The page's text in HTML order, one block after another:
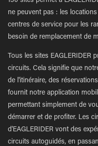
ne peuvent pas : les
centres de service pour les
besoin de remplacement de
Tous les sites EAGLERIDER
circuits. Cela signifie que
de l'itinéraire, des
fournit notre application
permettant simplement de
démarrer et de profiter. Les
d'EAGLERIDER vont des
circuits autoguidés, en